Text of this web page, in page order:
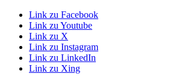
Link zu Facebook
Link zu Youtube
Link zu X
Link zu Instagram
Link zu LinkedIn
Link zu Xing